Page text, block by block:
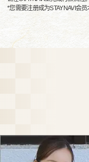
*您需要注册成为STAYNAVI会